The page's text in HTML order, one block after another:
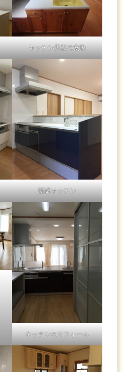
キッチン天板の交換
新築キッチン
キッチンのリフォーム